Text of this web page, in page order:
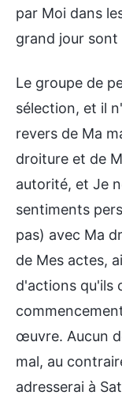
par Moi dans
grand jour
Le groupe de
sélection, et il
revers de Ma
droiture et de
autorité, et Je
sentiments
pas) avec Ma
de Mes actes,
d'actions qu'ils
œuvre. Aucun
mal, au
adresserai à